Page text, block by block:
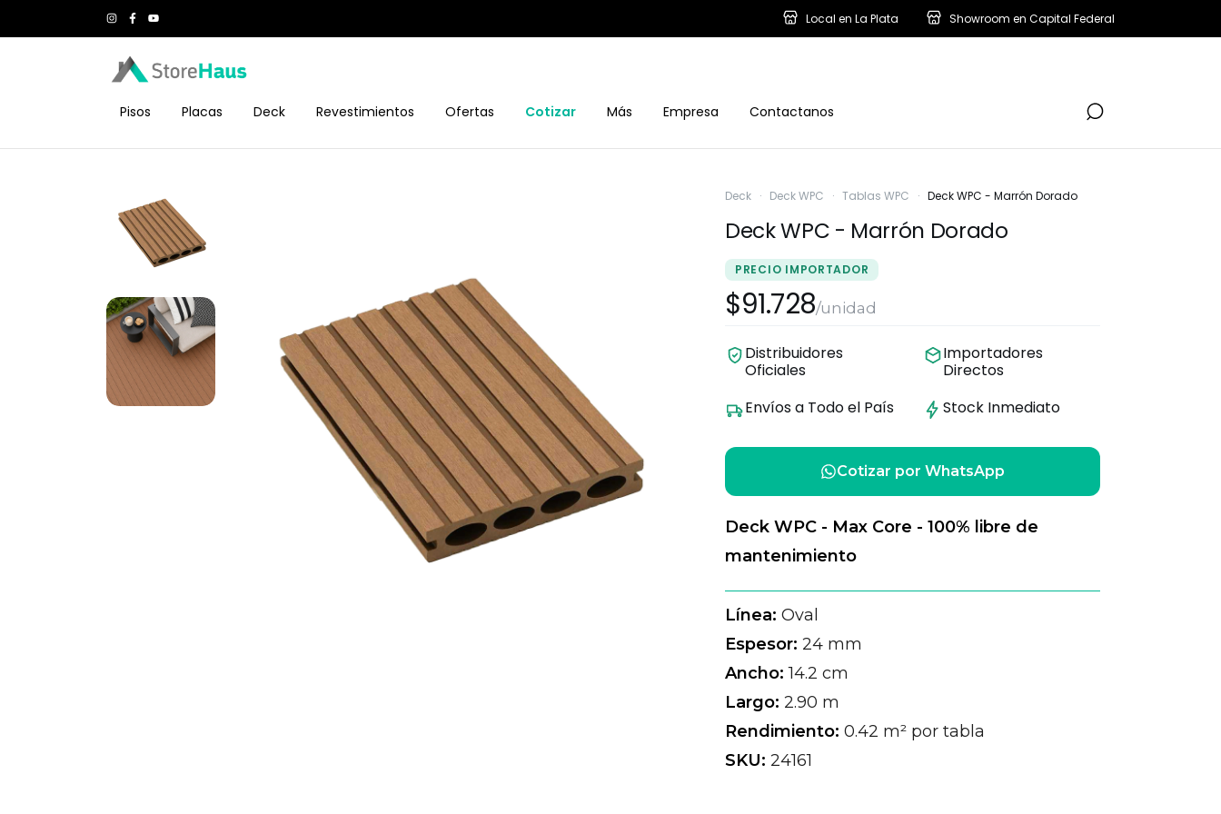
Local en La Plata Showroom en Capital Federal
Pisos Placas Deck Revestimientos Ofertas Cotizar Más Empresa Contactanos
Deck · Deck WPC · Tablas WPC · Deck WPC - Marrón Dorado
Deck WPC - Marrón Dorado
PRECIO IMPORTADOR
$91.728/unidad
Distribuidores
Oficiales
Importadores
Directos
Envíos a Todo el País
Stock Inmediato
Cotizar por WhatsApp
Deck WPC - Max Core - 100% libre de
mantenimiento
Línea: Oval
Espesor: 24 mm
Ancho: 14.2 cm
Largo: 2.90 m
Rendimiento: 0.42 m² por tabla
SKU: 24161